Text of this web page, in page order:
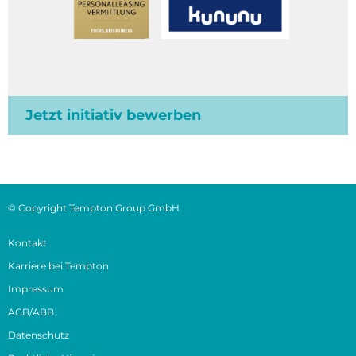
Jetzt initiativ bewerben
© Copyright Tempton Group GmbH
Kontakt
Karriere bei Tempton
Impressum
AGB/ABB
Datenschutz